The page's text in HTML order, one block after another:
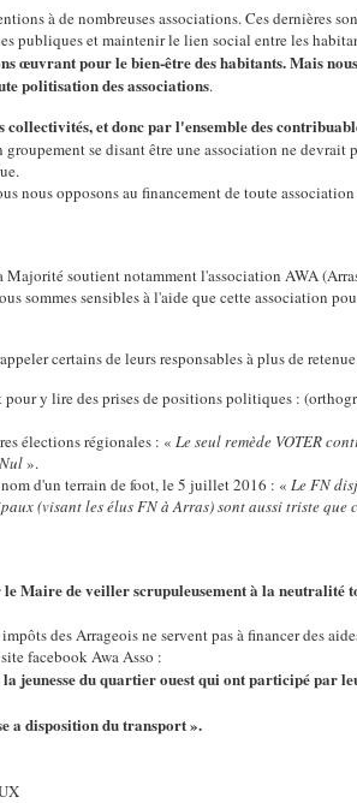
à de nombreuses associations. Ces dernières
publiques et maintenir le lien social entre les
œuvrant pour le bien-être des habitants. Mais
politisation des associations.
collectivités, et donc par l'ensemble des
groupement se disant être une association ne devrait
nous opposons au financement de toute
Majorité soutient notamment l'association AWA
sommes sensibles à l'aide que cette association
certains de leurs responsables à plus de
y lire des prises de positions politiques :
élections régionales : « Le seul remède VOTER
».
d'un terrain de foot, le 5 juillet 2016 : « Le FN
(visant les élus FN à Arras) sont aussi triste que
Maire de veiller scrupuleusement à la neutralité
des Arrageois ne servent pas à financer des
facebook Awa Asso :
jeunesse du quartier ouest qui ont participé par
a disposition du transport ».